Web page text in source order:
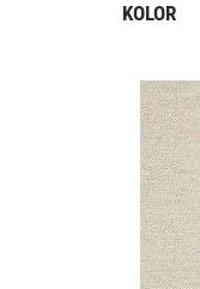
KOLOR